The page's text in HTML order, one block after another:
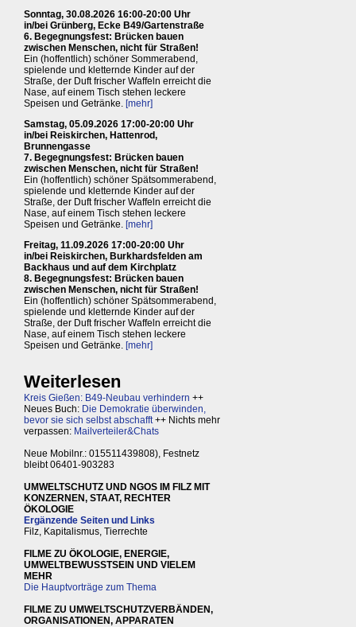
Sonntag, 30.08.2026 16:00-20:00 Uhr
in/bei Grünberg, Ecke B49/Gartenstraße
6. Begegnungsfest: Brücken bauen
zwischen Menschen, nicht für Straßen!
Ein (hoffentlich) schöner Sommerabend,
spielende und kletternde Kinder auf der
Straße, der Duft frischer Waffeln erreicht die
Nase, auf einem Tisch stehen leckere
Speisen und Getränke. [mehr]
Samstag, 05.09.2026 17:00-20:00 Uhr
in/bei Reiskirchen, Hattenrod,
Brunnengasse
7. Begegnungsfest: Brücken bauen
zwischen Menschen, nicht für Straßen!
Ein (hoffentlich) schöner Spätsommerabend,
spielende und kletternde Kinder auf der
Straße, der Duft frischer Waffeln erreicht die
Nase, auf einem Tisch stehen leckere
Speisen und Getränke. [mehr]
Freitag, 11.09.2026 17:00-20:00 Uhr
in/bei Reiskirchen, Burkhardsfelden am
Backhaus und auf dem Kirchplatz
8. Begegnungsfest: Brücken bauen
zwischen Menschen, nicht für Straßen!
Ein (hoffentlich) schöner Spätsommerabend,
spielende und kletternde Kinder auf der
Straße, der Duft frischer Waffeln erreicht die
Nase, auf einem Tisch stehen leckere
Speisen und Getränke. [mehr]
Weiterlesen
Kreis Gießen: B49-Neubau verhindern ++
Neues Buch: Die Demokratie überwinden,
bevor sie sich selbst abschafft++ Nichts mehr
verpassen: Mailverteiler&Chats
Neue Mobilnr.: 015511439808), Festnetz
bleibt 06401-903283
UMWELTSCHUTZ UND NGOS IM FILZ MIT
KONZERNEN, STAAT, RECHTER
ÖKOLOGIE
Ergänzende Seiten und Links
Filz, Kapitalismus, Tierrechte
FILME ZU ÖKOLOGIE, ENERGIE,
UMWELTBEWUSSTSEIN UND VIELEM
MEHR
Die Hauptvorträge zum Thema
FILME ZU UMWELTSCHUTZVERBÄNDEN,
ORGANISATIONEN, APPARATEN